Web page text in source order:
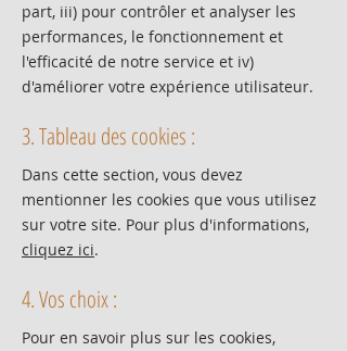
part, iii) pour contrôler et analyser les
performances, le fonctionnement et
l'efficacité de notre service et iv)
d'améliorer votre expérience utilisateur.
3. Tableau des cookies :
Dans cette section, vous devez
mentionner les cookies que vous utilisez
sur votre site. Pour plus d'informations,
cliquez ici.
4. Vos choix :
Pour en savoir plus sur les cookies,